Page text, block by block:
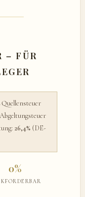
– FÜR
Quellensteuer
26,4% (DE-
0%